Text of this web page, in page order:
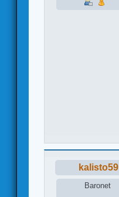
kalisto59
Baronet